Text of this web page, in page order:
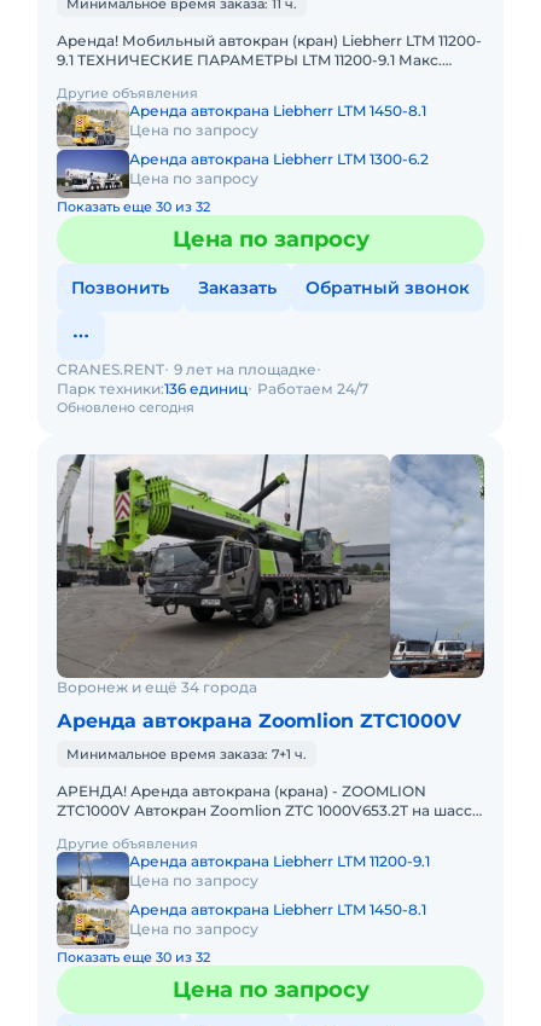
Минимальное время заказа: 11 ч.
Аренда! Мобильный автокран (кран) Liebherr LTM 11200-
9.1 ТЕХНИЧЕСКИЕ ПАРАМЕТРЫ LTM 11200-9.1 Макс.
м Макс.
Другие объявления
Аренда автокрана Liebherr LTM 1450-8.1
Цена по запросу
Аренда автокрана Liebherr LTM 1300-6.2
Цена по запросу
Показать еще 30 из 32
Цена по запросу
Позвонить Заказать Обратный звонок
Обновлено сегодня
CRANES.RENT 9 лет на площадке
Парк техники:136 единиц Работаем 24/7
Воронеж и ещё 34 города
Аренда автокрана Zoomlion ZTC1000V
Минимальное время заказа: 7+1 ч.
АРЕНДА! Аренда автокрана (крана) - ZOOMLION
ZTC1000V Автокран Zoomlion ZTC 1000V653.2T на шасси
м и удлин
Другие объявления
Аренда автокрана Liebherr LTM 11200-9.1
Цена по запросу
Аренда автокрана Liebherr LTM 1450-8.1
Цена по запросу
Показать еще 30 из 32
Цена по запросу